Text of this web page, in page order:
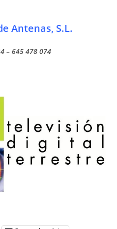
Antenas, S.L.
– 645 478 074